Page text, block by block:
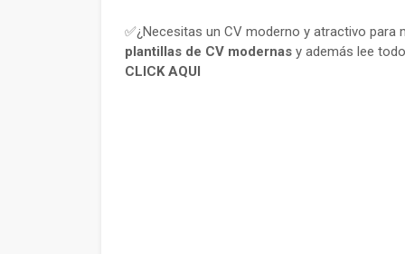
✅¿Necesitas un CV moderno y atractivo para
plantillas de CV modernas y además lee
CLICK AQUI